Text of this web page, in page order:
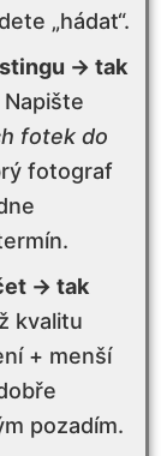
„hádat“.
→ tak
fotek do
fotograf
→ tak
kvalitu
+ menší
pozadím.
make-up
dá